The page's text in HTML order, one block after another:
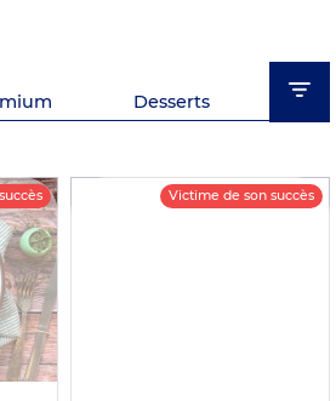
Desserts
Victime de son succès